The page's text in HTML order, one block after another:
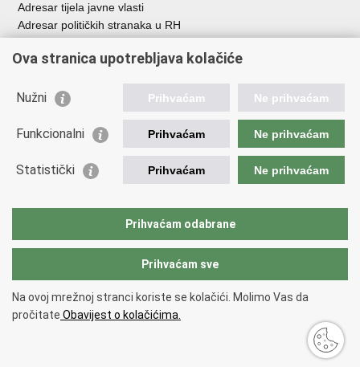
Adresar tijela javne vlasti
Adresar političkih stranaka u RH
Besplatni telefoni javne uprave
Važne poveznice
Vlada Republike Hrvatske
Europska komisija
Taxation and Customs Union
Copyright © 2026 Ministarstvo financija, Carinska uprava.
korištenja.
Ova stranica upotrebljava kolačiće
Nužni Prihvaćam Ne prihvaćam
Funkcionalni Prihvaćam Ne prihvaćam
Statistički Prihvaćam Ne prihvaćam
Prihvaćam odabrane
Prihvaćam sve
Na ovoj mrežnoj stranci koriste se kolačići. Molimo Vas da
pročitate Obavijest o kolačićima.